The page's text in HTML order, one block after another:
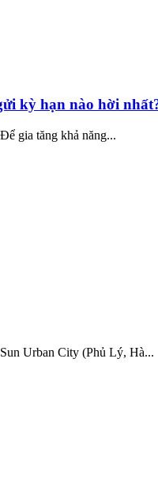
kỳ hạn nào hời
gia tăng khả năng...
Urban City (Phủ Lý, Hà...